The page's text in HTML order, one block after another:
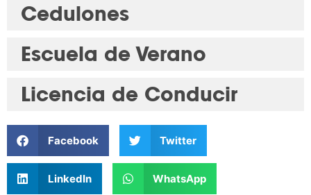
Cedulones
Escuela de Verano
Licencia de Conducir
Facebook Twitter
LinkedIn WhatsApp